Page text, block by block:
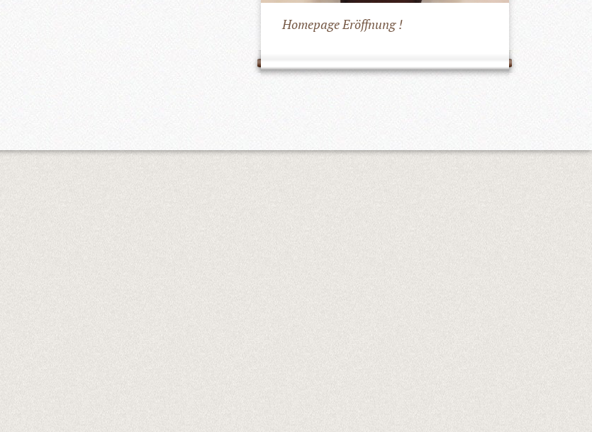
Homepage Eröffnung !